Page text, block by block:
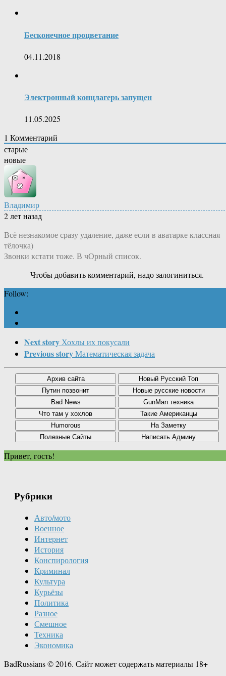
Бесконечное процветание
04.11.2018
Электронный концлагерь запущен
11.05.2025
1 Комментарий
старые
новые
Владимир
2 лет назад
Всё незнакомое сразу удаление, даже если в аватарке классная
тёлочка)
Звонки кстати тоже. В чОрный список.
Чтобы добавить комментарий, надо залогиниться.
Follow:
Next storyХохлы их покусали
Previous storyМатематическая задача
Привет, гость!
Рубрики
Авто/мото
Военное
Интернет
История
Конспирология
Криминал
Культура
Курьёзы
Политика
Разное
Смешное
Техника
Экономика
BadRussians © 2016. Сайт может содержать материалы 18+